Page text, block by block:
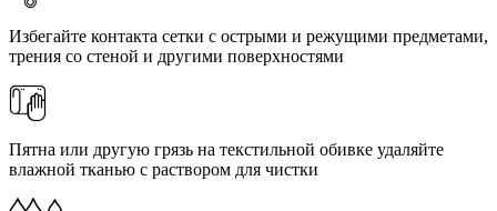
Избегайте контакта сетки с острыми и режущими предметами,
трения со стеной и другими поверхностями
Пятна или другую грязь на текстильной обивке удаляйте
влажной тканью с раствором для чистки